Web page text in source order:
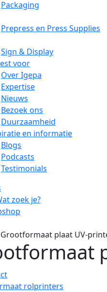
Packaging
Prepress en Press Supplies
Sign & Display
voor
Over Igepa
Expertise
Nieuws
Bezoek ons
Duurzaamheid
en informatie
Blogs
Podcasts
Testimonials
zoek je?
plaat UV-
rolprinters